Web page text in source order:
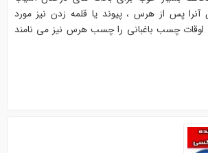
پس از هرس ، پیوند یا قلمه زدن نیز مورد
اوقات چسب باغبانی را چسب هرس نیز می نامند